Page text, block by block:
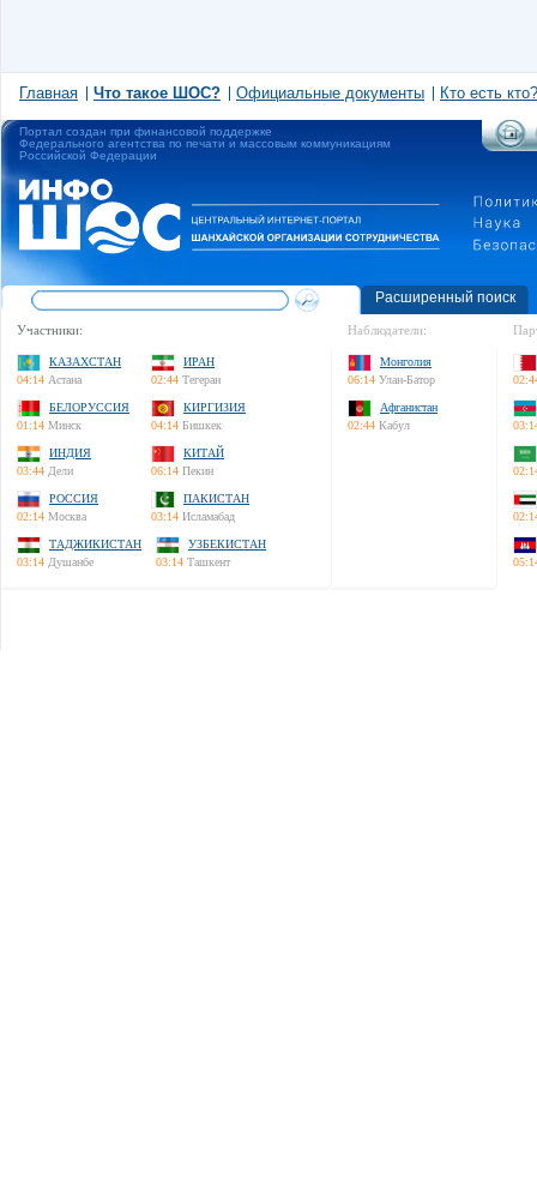
Главная Что такое ШОС? Официальные документы Кто есть кто?
Портал создан при финансовой поддержке
Федерального агентства по печати и массовым коммуникациям
Российской Федерации
Расширенный поиск
Участники:
КАЗАХСТАН
04:14 Астана
ИРАН
02:44 Тегеран
БЕЛОРУССИЯ
01:14 Минск
КИРГИЗИЯ
04:14 Бишкек
ИНДИЯ
03:44 Дели
КИТАЙ
06:14 Пекин
РОССИЯ
02:14 Москва
ПАКИСТАН
03:14 Исламабад
ТАДЖИКИСТАН
03:14 Душанбе
УЗБЕКИСТАН
03:14 Ташкент
Наблюдатели:
Монголия
06:14 Улан-Батор
Афганистан
02:44 Кабул